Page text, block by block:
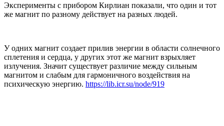
Эксперименты с прибором Кирлиан показали, что один и тот
же магнит по разному действует на разных людей.
У одних магнит создает прилив энергии в области солнечного
сплетения и сердца, у других этот же магнит взрыхляет
излучения. Значит существует различие между сильным
магнитом и слабым для гармоничного воздействия на
психическую энергию. https://lib.icr.su/node/919